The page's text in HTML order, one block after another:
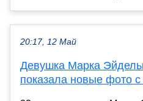
20:17, 12 Май
Девушка Марка
показала новые фото